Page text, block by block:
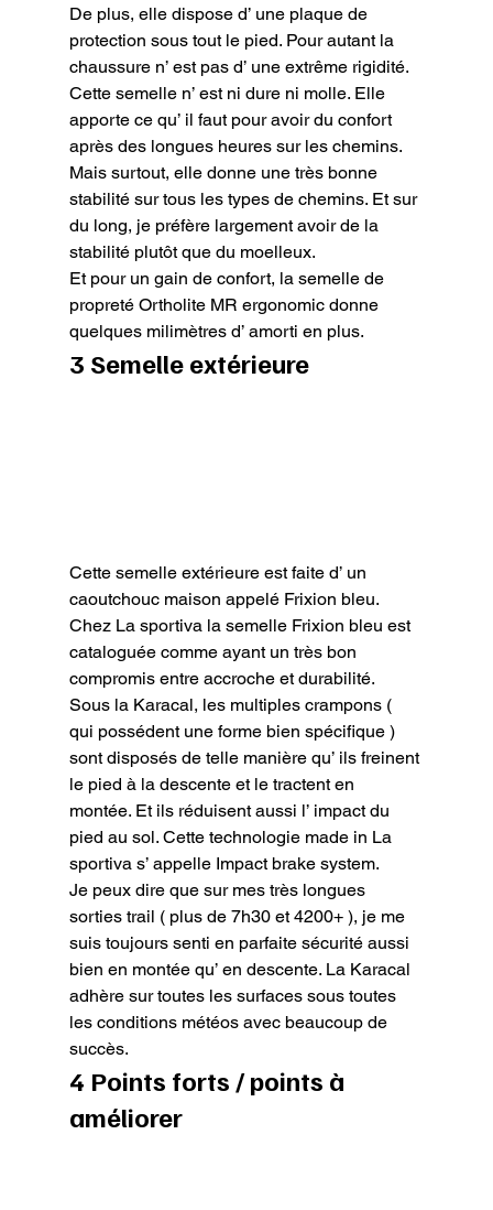
De plus, elle dispose d’ une plaque de
protection sous tout le pied. Pour autant la
chaussure n’ est pas d’ une extrême rigidité.
Cette semelle n’ est ni dure ni molle. Elle
apporte ce qu’ il faut pour avoir du confort
après des longues heures sur les chemins.
Mais surtout, elle donne une très bonne
stabilité sur tous les types de chemins. Et sur
du long, je préfère largement avoir de la
stabilité plutôt que du moelleux.
Et pour un gain de confort, la semelle de
propreté Ortholite MR ergonomic donne
quelques milimètres d’ amorti en plus.
3 Semelle extérieure
Cette semelle extérieure est faite d’ un
caoutchouc maison appelé Frixion bleu.
Chez La sportiva la semelle Frixion bleu est
cataloguée comme ayant un très bon
compromis entre accroche et durabilité.
Sous la Karacal, les multiples crampons (
qui possédent une forme bien spécifique )
sont disposés de telle manière qu’ ils freinent
le pied à la descente et le tractent en
montée. Et ils réduisent aussi l’ impact du
pied au sol. Cette technologie made in La
sportiva s’ appelle Impact brake system.
Je peux dire que sur mes très longues
sorties trail ( plus de 7h30 et 4200+ ), je me
suis toujours senti en parfaite sécurité aussi
bien en montée qu’ en descente. La Karacal
adhère sur toutes les surfaces sous toutes
les conditions météos avec beaucoup de
succès.
4 Points forts / points à
améliorer